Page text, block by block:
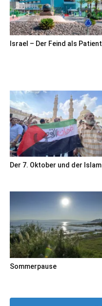
Israel – Der Feind als Patient
Der 7. Oktober und der Islam
Sommerpause